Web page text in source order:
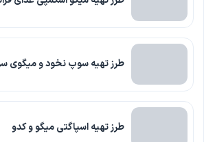
طرز تهیه سوپ نخود و میگوی
طرز تهیه اسپاگتی میگو و کدو